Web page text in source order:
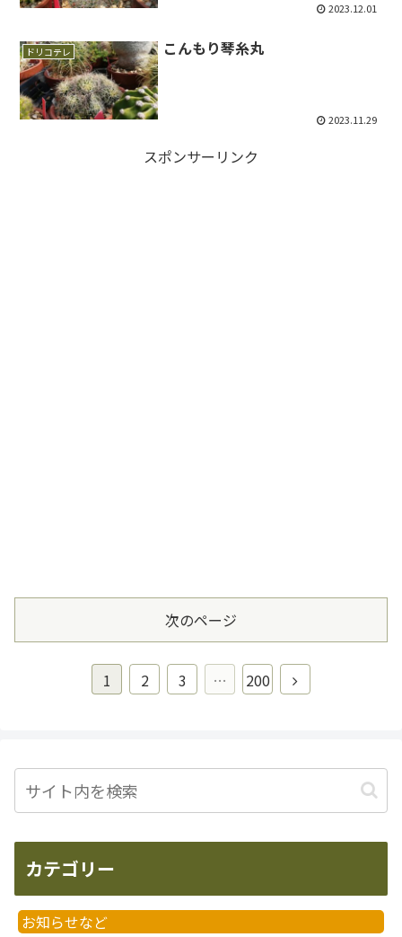
2023.12.01
ドリコテレ こんもり琴糸丸
2023.11.29
スポンサーリンク
次のページ
1 2 3 … 200
カテゴリー
お知らせなど